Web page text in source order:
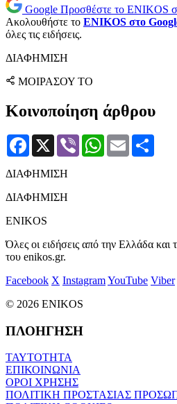
Google Προσθέστε το ENIKOS
Ακολουθήστε το ENIKOS στο
όλες τις ειδήσεις.
ΔΙΑΦΗΜΙΣΗ
ΜΟΙΡΑΣΟΥ ΤΟ
Κοινοποίηση άρθρου
Facebook
X Viber WhatsApp
Email
ΔΙΑΦΗΜΙΣΗ
ΔΙΑΦΗΜΙΣΗ
ENIKOS
Όλες οι ειδήσεις από την Ελλάδα
του enikos.gr.
Facebook X InstagramYouTube Viber
© 2026 ENIKOS
ΠΛΟΗΓΗΣΗ
ΤΑΥΤΟΤΗΤΑ
ΕΠΙΚΟΙΝΩΝΙΑ
ΟΡΟΙ ΧΡΗΣΗΣ
ΠΟΛΙΤΙΚΗ ΠΡΟΣΤΑΣΙΑΣ